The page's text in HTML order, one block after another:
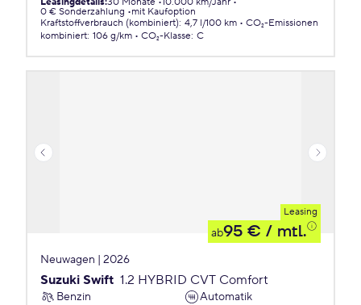
0 € Sonderzahlung
mit Kaufoption
Kraftstoffverbrauch (kombiniert): 4,7 l/100 km
CO₂-Emissionen
kombiniert: 106 g/km CO₂-Klasse: C
Leasing
ab95 € / mtl.
Neuwagen | 2026
Suzuki Swift 1.2 HYBRID CVT Comfort
Benzin
Automatik